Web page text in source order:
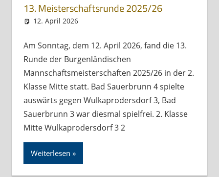
13. Meisterschaftsrunde 2025/26
12. April 2026
Am Sonntag, dem 12. April 2026, fand die 13.
Runde der Burgenländischen
Mannschaftsmeisterschaften 2025/26 in der 2.
Klasse Mitte statt. Bad Sauerbrunn 4 spielte
auswärts gegen Wulkaprodersdorf 3, Bad
Sauerbrunn 3 war diesmal spielfrei. 2. Klasse
Mitte Wulkaprodersdorf 3 2
Weiterlesen